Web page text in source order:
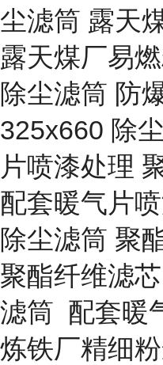
尘滤筒 露天
露天煤厂易
除尘滤筒 防
325x660 除
片喷漆处理
配套暖气片
除尘滤筒 聚
聚酯纤维滤
滤筒 配套暖
炼铁厂精细